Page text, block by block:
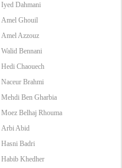
Iyed Dahmani
Amel Ghouil
Amel Azzouz
Walid Bennani
Hedi Chaouech
Naceur Brahmi
Mehdi Ben Gharbia
Moez Belhaj Rhouma
Arbi Abid
Hasni Badri
Habib Khedher